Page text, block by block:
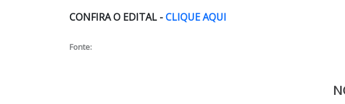
CONFIRA O EDITAL -CLIQUE AQUI
Fonte: